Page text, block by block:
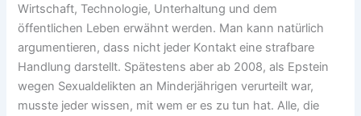
Wirtschaft, Technologie, Unterhaltung und dem
öffentlichen Leben erwähnt werden. Man kann natürlich
argumentieren, dass nicht jeder Kontakt eine strafbare
Handlung darstellt. Spätestens aber ab 2008, als Epstein
wegen Sexualdelikten an Minderjährigen verurteilt war,
musste jeder wissen, mit wem er es zu tun hat. Alle, die